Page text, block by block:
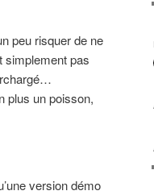
peu risquer de ne
simplement pas
plus un poisson,
version démo